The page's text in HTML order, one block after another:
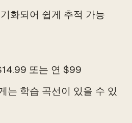
화되어 쉽게 추적 가능
또는 연 $99
는 학습 곡선이 있을 수 있